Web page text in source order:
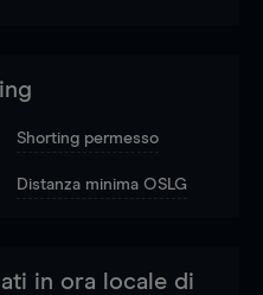
Shorting permesso
Distanza minima OSLG
in ora locale di